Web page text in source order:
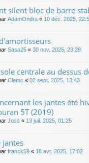
silent bloc de barre
AdamOndra « 10 déc. 2025,
Sasa25 « 30 nov. 2025, 23:28
centrale au dessus
Clemc « 02 sept. 2025, 13:43
les jantes été
5T (2019)
Joss « 13 juil. 2025, 01:25
jantes
franck59 « 18 avr. 2025, 17:02